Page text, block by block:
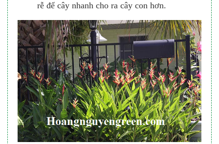
rễ để cây nhanh cho ra cây con hơn.